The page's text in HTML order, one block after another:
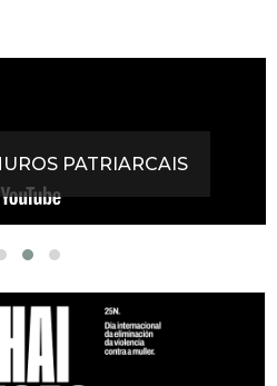
PATRIARCAIS